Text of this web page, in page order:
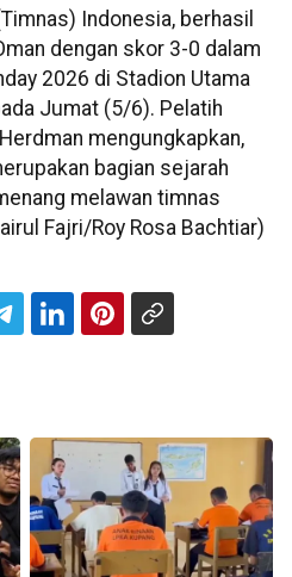
Indonesia, berhasil
dengan skor 3-0 dalam
2026 di Stadion Utama
Jumat (5/6). Pelatih
mengungkapkan,
bagian sejarah
melawan timnas
Fajri/Roy Rosa Bachtiar)